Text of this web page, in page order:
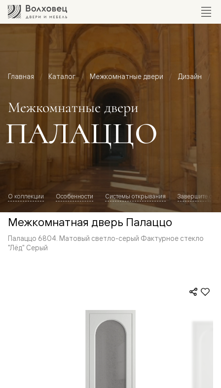
Главная Каталог Межкомнатные двери Дизайн
Межкомнатные двери
ПАЛАЦЦО
О коллекции Особенности Системы открывания Завершите
Межкомнатная дверь Палаццо
Палаццо 6804. Матовый светло-серый Фактурное стекло
"Лёд" Серый